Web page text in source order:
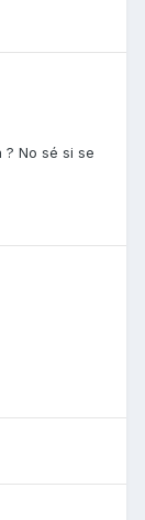
No sé si se